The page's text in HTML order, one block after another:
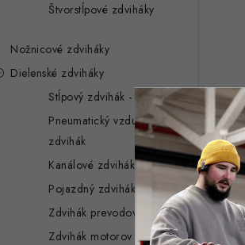
Štvorstĺpové zdviháky
Nožnicové zdviháky
Dielenské zdviháky
Stĺpový zdvihák - panenka
Pneumatický vzduchový
zdvihák
Kanálové zdviháky
Pojazdný zdvihák - žaba
Zdvihák prevodoviek
Zdvihák motorov - žirafa